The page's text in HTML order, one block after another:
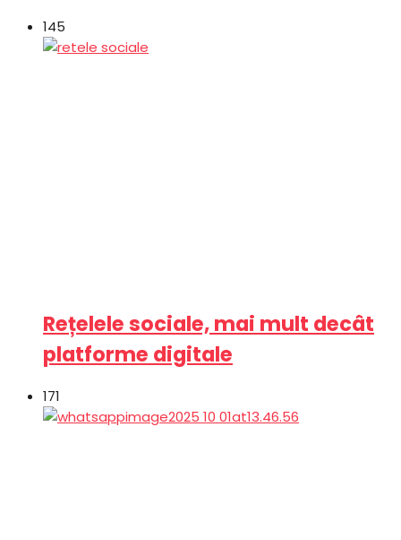
145
Rețelele sociale, mai mult decât
platforme digitale
171